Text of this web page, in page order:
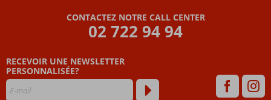
Les
avis
CONTACTEZ NOTRE CALL CENTER
02 722 94 94
RECEVOIR UNE NEWSLETTER
PERSONNALISÉE?